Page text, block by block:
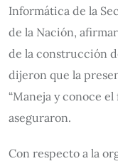
Informática de la
de la Nación,
de la construcción
dijeron que la
“Maneja y conoce
aseguraron.
Con respecto a la